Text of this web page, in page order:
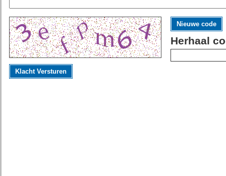
Nieuwe code
Herhaal
Klacht Versturen